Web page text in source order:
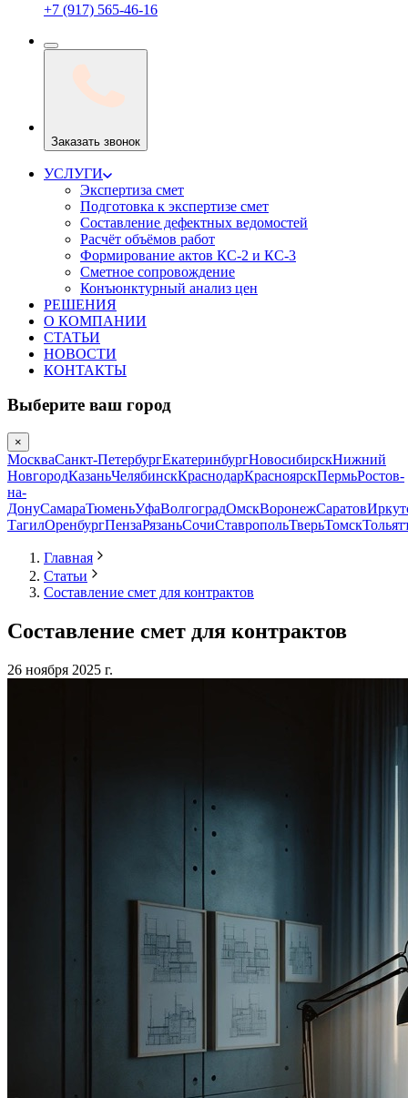
+7 (917) 565-46-16
Заказать звонок
УСЛУГИ
Экспертиза смет
Подготовка к экспертизе смет
Составление дефектных ведомостей
Расчёт объёмов работ
Формирование актов КС-2 и КС-3
Сметное сопровождение
Конъюнктурный анализ цен
РЕШЕНИЯ
О КОМПАНИИ
СТАТЬИ
НОВОСТИ
КОНТАКТЫ
Выберите ваш город
×
МоскваСанкт-ПетербургЕкатеринбургНовосибирскНижний
НовгородКазаньЧелябинскКраснодарКрасноярскПермьРостов-
на-
ДонуСамараТюменьУфаВолгоградОмскВоронежСаратов
ТагилОренбургПензаРязаньСочиСтавропольТверьТомск
Главная
Статьи
Составление смет для контрактов
Составление смет для контрактов
26 ноября 2025 г.